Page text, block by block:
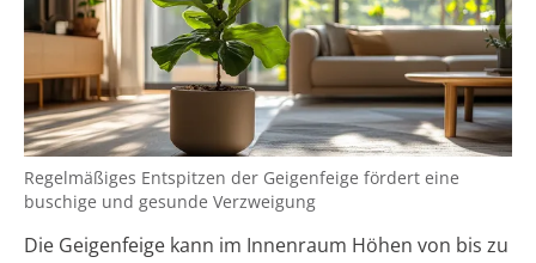
Regelmäßiges Entspitzen der Geigenfeige fördert eine
buschige und gesunde Verzweigung
Die Geigenfeige kann im Innenraum Höhen von bis zu